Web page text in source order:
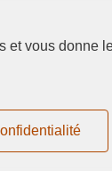
et vous donne